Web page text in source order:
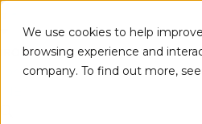
We use cookies to help
browsing experience and
company. To find out more,